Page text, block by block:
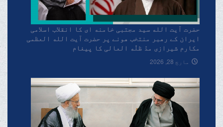
حضرت آیت الله سید مجتبی خامنه ای کا انقلاب اسلامی
ایران کے رهبر منتخب هونے پر حضرت آیت الله العظمی
مکارم شیرازی مدّ ظلّه العالی کا پیغام
مارچ 28, 2026